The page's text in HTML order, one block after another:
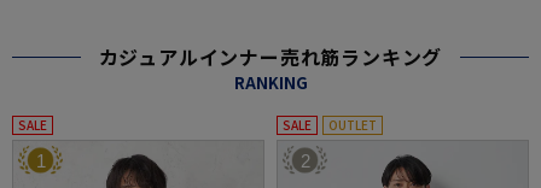
カジュアルインナー売れ筋ランキング
RANKING
SALE
1
SALE OUTLET
2